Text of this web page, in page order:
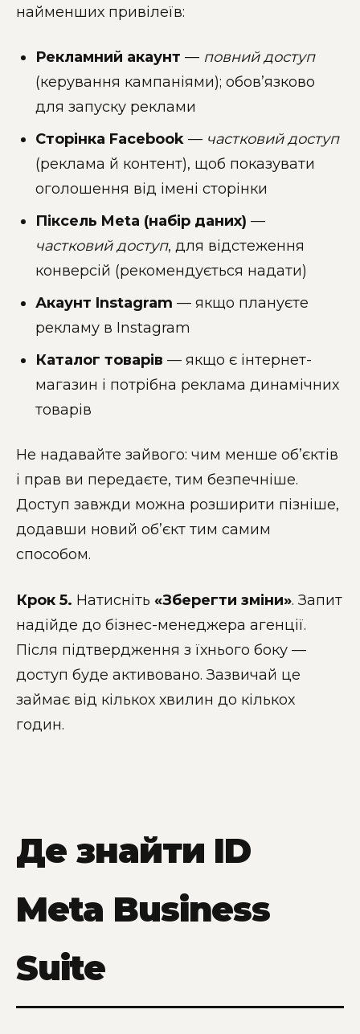
найменших привілеїв:
Рекламний акаунт — повний доступ
(керування кампаніями); обов’язково
для запуску реклами
Сторінка Facebook — частковий доступ
(реклама й контент), щоб показувати
оголошення від імені сторінки
Піксель Meta (набір даних) —
частковий доступ, для відстеження
конверсій (рекомендується надати)
Акаунт Instagram — якщо плануєте
рекламу в Instagram
Каталог товарів — якщо є інтернет-
магазин і потрібна реклама динамічних
товарів
Не надавайте зайвого: чим менше об’єктів
і прав ви передаєте, тим безпечніше.
Доступ завжди можна розширити пізніше,
додавши новий об’єкт тим самим
способом.
Крок 5. Натисніть «Зберегти зміни». Запит
надійде до бізнес-менеджера агенції.
Після підтвердження з їхнього боку —
доступ буде активовано. Зазвичай це
займає від кількох хвилин до кількох
годин.
Де знайти ID
Meta Business
Suite